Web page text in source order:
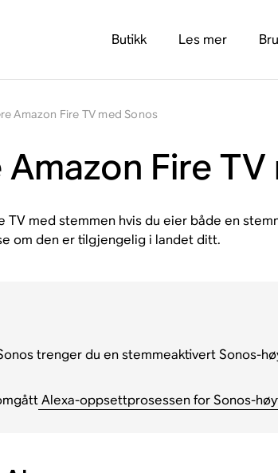
Butikk Les mer
Amazon Fire TV med Sonos
Fire
TV med stemmen hvis du eier både en
om den er tilgjengelig i landet ditt.
trenger du en stemmeaktivert Sonos-
Alexa-oppsettprosessen for Sonos-